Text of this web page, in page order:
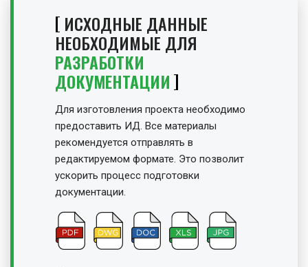
ИСХОДНЫЕ ДАННЫЕ
НЕОБХОДИМЫЕ ДЛЯ
РАЗРАБОТКИ
ДОКУМЕНТАЦИИ
Для изготовления проекта необходимо
предоставить ИД. Все материалы
рекомендуется отправлять в
редактируемом формате. Это позволит
ускорить процесс подготовки
документации.